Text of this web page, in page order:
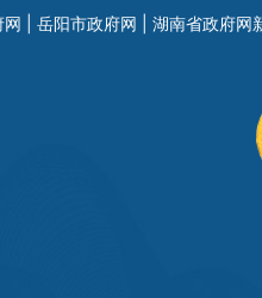
网 岳阳市政府网 湖南省政府网